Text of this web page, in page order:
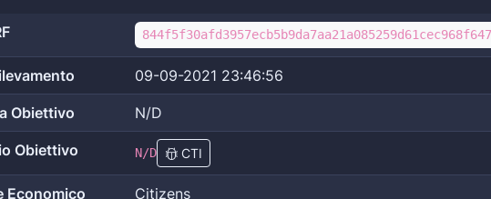
09-09-2021 23:46:56
Obiettivo N/D
Obiettivo N/D CTI
Economico Citizens